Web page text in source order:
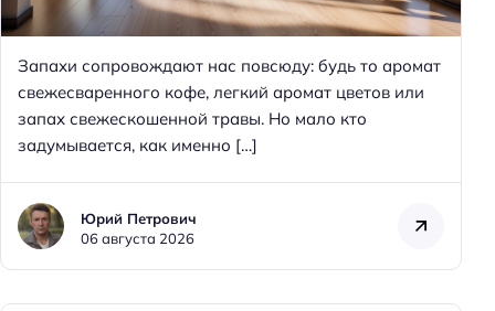
Запахи сопровождают нас повсюду: будь то аромат
свежесваренного кофе, легкий аромат цветов или
запах свежескошенной травы. Но мало кто
задумывается, как именно […]
Юрий Петрович
06 августа 2026